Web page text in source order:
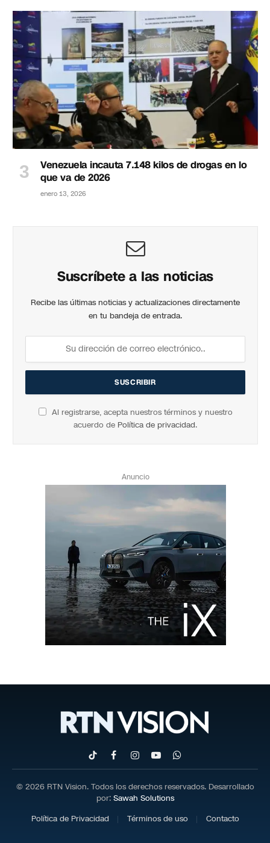
Venezuela incauta 7.148 kilos de drogas en lo
que va de 2026
enero 13, 2026
Suscríbete a las noticias
Recibe las últimas noticias y actualizaciones directamente
en tu bandeja de entrada.
Al registrarse, acepta nuestros términos y nuestro
acuerdo de Política de privacidad.
Anuncio
TikTokFacebookInstagram
YouTubeWhatsApp
© 2026 RTN Vision. Todos los derechos reservados. Desarrollado
por: Sawah Solutions
Política de Privacidad
Términos de uso Contacto